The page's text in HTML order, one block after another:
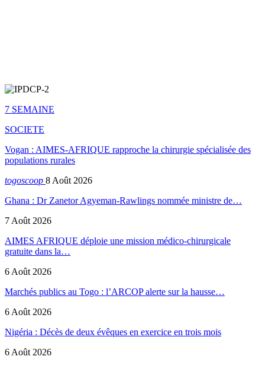
7 SEMAINE
SOCIETE
Vogan : AIMES-AFRIQUE rapproche la chirurgie spécialisée des
populations rurales
togoscoop 8 Août 2026
Ghana : Dr Zanetor Agyeman-Rawlings nommée ministre de…
7 Août 2026
AIMES AFRIQUE déploie une mission médico-chirurgicale
gratuite dans la…
6 Août 2026
Marchés publics au Togo : l’ARCOP alerte sur la hausse…
6 Août 2026
Nigéria : Décès de deux évêques en exercice en trois mois
6 Août 2026